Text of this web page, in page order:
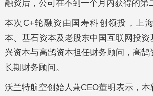
融资后，公司在不到一个月内获得的第
本次C+轮融资由国寿科创领投，上
本、基石资本及老股东中国互联网投资
兴资本与高鹄资本担任财务顾问，高鹄
长期财务顾问。
沃兰特航空创始人兼CEO董明表示，